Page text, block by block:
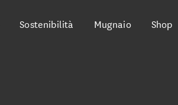
Sostenibilità Mugnaio Shop